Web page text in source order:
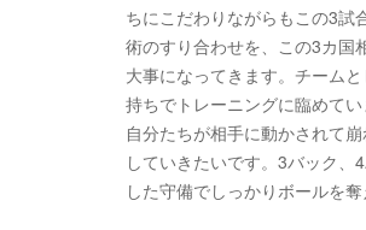
ちにこだわりながらもこの3試
術のすり合わせを、この3カ国
大事になってきます。チーム
持ちでトレーニングに臨めてい
自分たちが相手に動かされて
していきたいです。3バック
した守備でしっかりボールを